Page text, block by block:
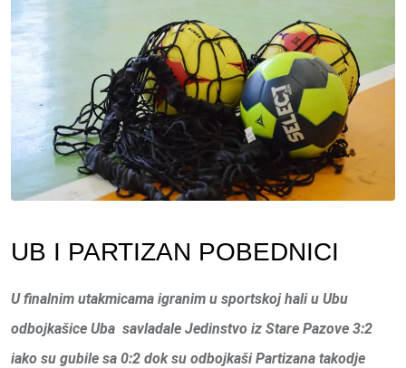
UB I PARTIZAN POBEDNICI
U finalnim utakmicama igranim u sportskoj hali u Ubu
odbojkašice Uba savladale Jedinstvo iz Stare Pazove 3:2
iako su gubile sa 0:2 dok su odbojkaši Partizana takodje